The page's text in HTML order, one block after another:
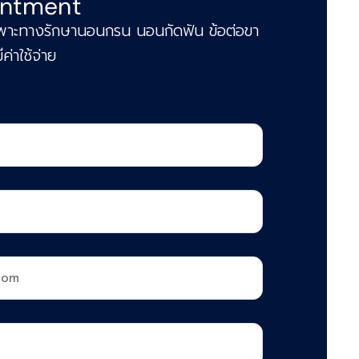
าะทางรักษานอนกรน นอนกัดฟัน ข้อต่อขา
าใช้จ่าย